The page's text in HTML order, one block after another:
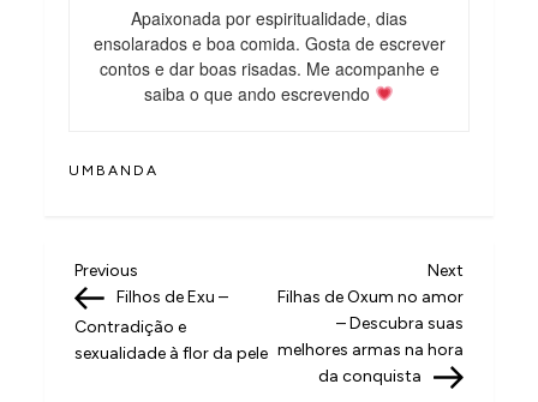
Apaixonada por espiritualidade, dias
ensolarados e boa comida. Gosta de escrever
contos e dar boas risadas. Me acompanhe e
saiba o que ando escrevendo
UMBANDA
N
a
v
Previous
Post
Previous
Filhos de Exu –
Contradição e
sexualidade à flor da pele
Next
Post
Next
Filhas de Oxum no amor
– Descubra suas
melhores armas na hora
da conquista